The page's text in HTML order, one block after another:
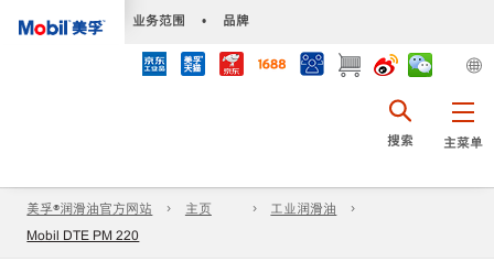
业务范围 • 品牌
主菜单
搜索
美孚®润滑油官方网站 主页
工业润滑油
Mobil DTE PM 220